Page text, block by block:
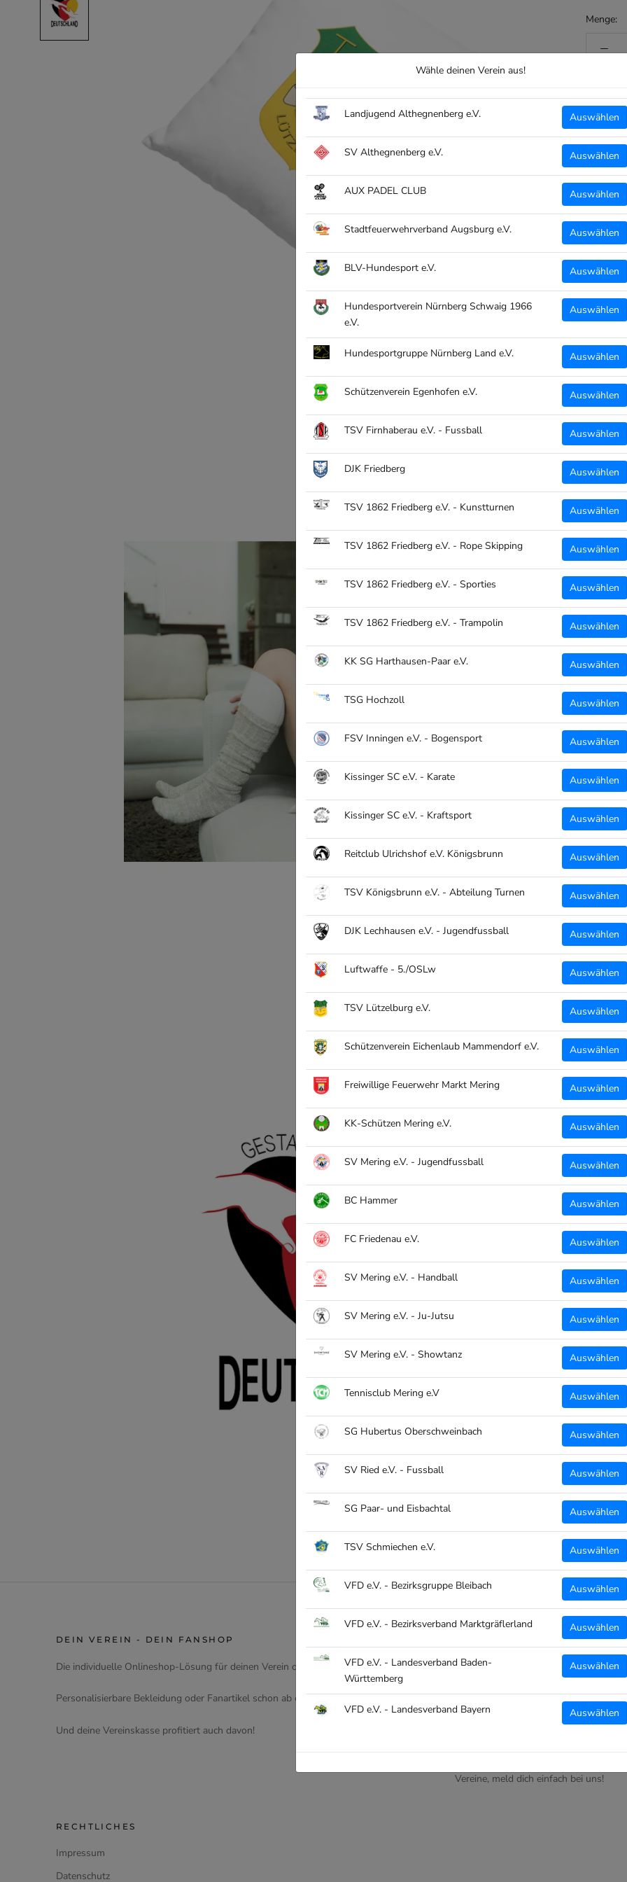
Wähle deinen Verein aus!
Landjugend Althegnenberg e.V. Auswählen
SV Althegnenberg e.V. Auswählen
AUX PADEL CLUB Auswählen
Stadtfeuerwehrverband Augsburg e.V. Auswählen
BLV-Hundesport e.V. Auswählen
Hundesportverein Nürnberg Schwaig 1966
e.V.
Auswählen
Hundesportgruppe Nürnberg Land e.V. Auswählen
Schützenverein Egenhofen e.V. Auswählen
TSV Firnhaberau e.V. - Fussball Auswählen
DJK Friedberg Auswählen
TSV 1862 Friedberg e.V. - Kunstturnen Auswählen
TSV 1862 Friedberg e.V. - Rope Skipping Auswählen
TSV 1862 Friedberg e.V. - Sporties Auswählen
TSV 1862 Friedberg e.V. - Trampolin Auswählen
KK SG Harthausen-Paar e.V. Auswählen
TSG Hochzoll Auswählen
FSV Inningen e.V. - Bogensport Auswählen
Kissinger SC e.V. - Karate Auswählen
Kissinger SC e.V. - Kraftsport Auswählen
Reitclub Ulrichshof e.V. Königsbrunn Auswählen
TSV Königsbrunn e.V. - Abteilung Turnen Auswählen
DJK Lechhausen e.V. - Jugendfussball Auswählen
Luftwaffe - 5./OSLw Auswählen
TSV Lützelburg e.V. Auswählen
Schützenverein Eichenlaub Mammendorf e.V. Auswählen
Freiwillige Feuerwehr Markt Mering Auswählen
KK-Schützen Mering e.V. Auswählen
SV Mering e.V. - Jugendfussball Auswählen
BC Hammer Auswählen
FC Friedenau e.V. Auswählen
SV Mering e.V. - Handball Auswählen
SV Mering e.V. - Ju-Jutsu Auswählen
SV Mering e.V. - Showtanz Auswählen
Tennisclub Mering e.V Auswählen
SG Hubertus Oberschweinbach Auswählen
SV Ried e.V. - Fussball Auswählen
SG Paar- und Eisbachtal Auswählen
TSV Schmiechen e.V. Auswählen
VFD e.V. - Bezirksgruppe Bleibach Auswählen
VFD e.V. - Bezirksverband Marktgräflerland Auswählen
VFD e.V. - Landesverband Baden-
Württemberg
Auswählen
VFD e.V. - Landesverband Bayern Auswählen
Menge:
im
Ein
auf
Details:
Mit
TEILEN
DEIN VEREIN - DEIN FANSHOP
Die individuelle Onlineshop-Lösung für deinen Verein oder deinen Ort!
Personalisierbare Bekleidung oder Fanartikel schon ab einem Artikel!
Und deine Vereinskasse profitiert auch davon!
WARUM CLUBTEXTIL.DE?
Wir stellen eine massgeschneiderte
Abwicklung, Produktion, Veredelung
Teamsportanbieter -> Interesse für
Vereine, meld dich einfach bei uns!
RECHTLICHES
Impressum
Datenschutz